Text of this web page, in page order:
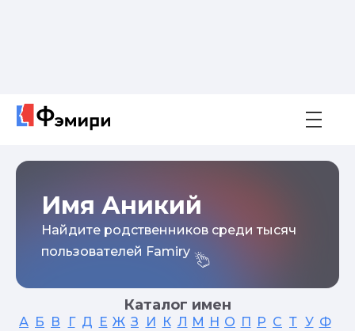
Имя Аникий
Найдите родственников среди тысяч
пользователей Famiry
Каталог имен
А Б В Г Д Е Ж З И К Л М Н О П Р С Т У Ф